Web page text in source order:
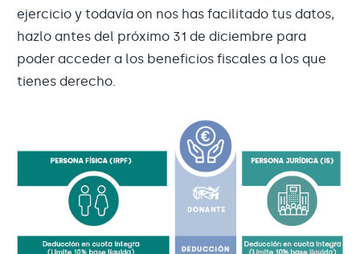
ejercicio y todavía on nos has facilitado tus datos,
hazlo antes del próximo 31 de diciembre para
poder acceder a los beneficios fiscales a los que
tienes derecho.